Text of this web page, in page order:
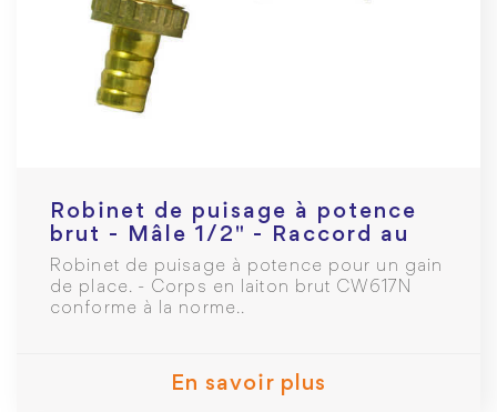
Robinet de puisage à potence
brut - Mâle 1/2" - Raccord au
nez 1/2
Robinet de puisage à potence pour un gain
de place. - Corps en laiton brut CW617N
conforme à la norme..
En savoir plus